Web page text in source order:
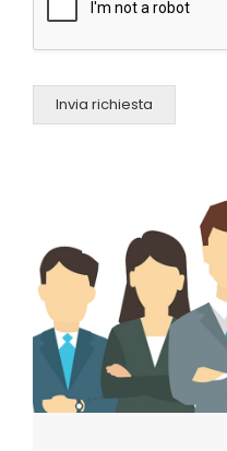
Invia richiesta